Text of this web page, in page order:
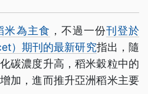
米為主食 ，不過一份刊登於
）期刊的最新研究指出，隨
碳濃度升高，稻米穀粒中的
加，進而推升亞洲稻米主要